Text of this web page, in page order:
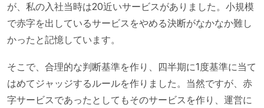
が、私の入社当時は20近いサービスがありました。小規模
で赤字を出しているサービスをやめる決断がなかなか難し
かったと記憶しています。
そこで、合理的な判断基準を作り、四半期に1度基準に当て
はめてジャッジするルールを作りました。当然ですが、赤
字サービスであったとしてもそのサービスを作り、運営に